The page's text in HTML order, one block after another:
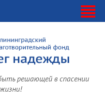
решающей в спасении